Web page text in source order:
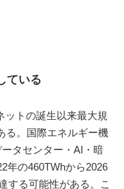
ている
トの誕生以来最大規
る。国際エネルギー機
タセンター・AI・暗
年の460TWhから2026
する可能性がある。こ